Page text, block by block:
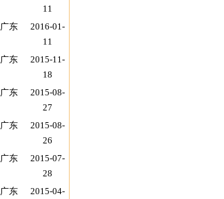
11
广东
2016-01-
11
广东
2015-11-
18
广东
2015-08-
27
广东
2015-08-
26
广东
2015-07-
28
广东
2015-04-